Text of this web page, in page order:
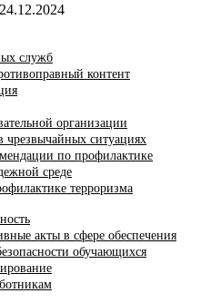
служб
контент
организации
чрезвычайных ситуациях
по профилактике
среде
терроризма
акты в сфере обеспечения
обучающихся